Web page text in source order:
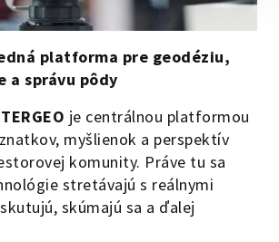
platforma pre geodéziu,
a správu pôdy
je centrálnou platformou
myšlienok a perspektív
komunity. Práve tu sa
stretávajú s reálnymi
skúmajú sa a ďalej